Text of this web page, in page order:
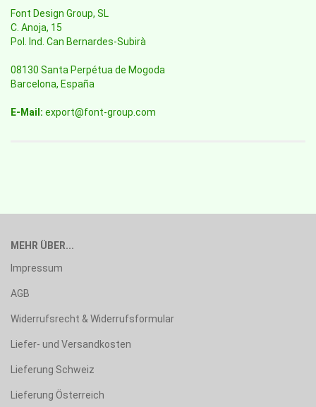
Font Design Group, SL
C. Anoja, 15
Pol. Ind. Can Bernardes-Subirà
08130 Santa Perpétua de Mogoda
Barcelona, España
E-Mail: export@font-group.com
MEHR ÜBER...
Impressum
AGB
Widerrufsrecht & Widerrufsformular
Liefer- und Versandkosten
Lieferung Schweiz
Lieferung Österreich